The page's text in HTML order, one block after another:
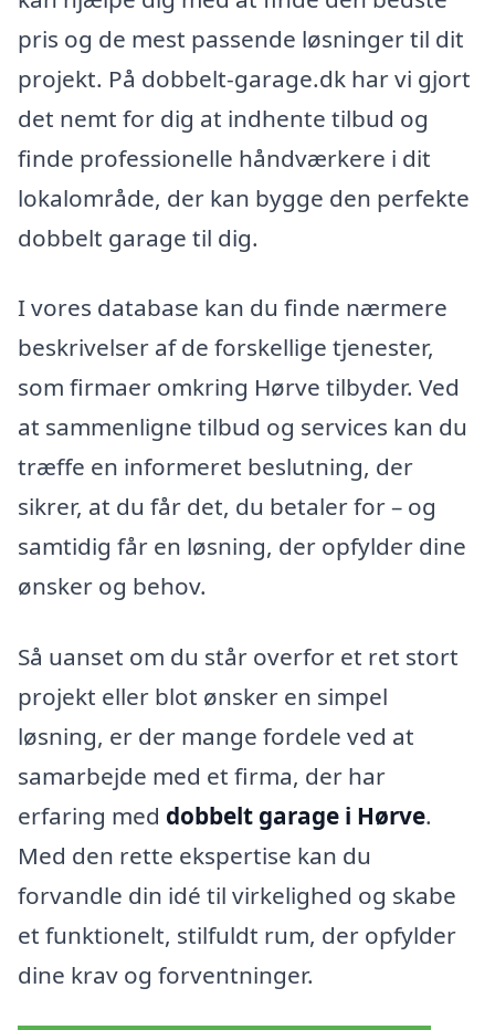
pris og de mest passende løsninger til dit
projekt. På dobbelt-garage.dk har vi gjort
det nemt for dig at indhente tilbud og
finde professionelle håndværkere i dit
lokalområde, der kan bygge den perfekte
dobbelt garage til dig.
I vores database kan du finde nærmere
beskrivelser af de forskellige tjenester,
som firmaer omkring Hørve tilbyder. Ved
at sammenligne tilbud og services kan du
træffe en informeret beslutning, der
sikrer, at du får det, du betaler for – og
samtidig får en løsning, der opfylder dine
ønsker og behov.
Så uanset om du står overfor et ret stort
projekt eller blot ønsker en simpel
løsning, er der mange fordele ved at
samarbejde med et firma, der har
erfaring med dobbelt garage i Hørve.
Med den rette ekspertise kan du
forvandle din idé til virkelighed og skabe
et funktionelt, stilfuldt rum, der opfylder
dine krav og forventninger.